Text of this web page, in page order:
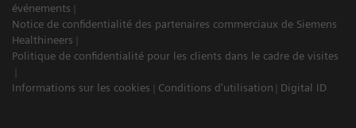
événements
Notice de confidentialité des partenaires commerciaux de Siemens
Healthineers
Politique de confidentialité pour les clients dans le cadre de visites
Informations sur les cookies Conditions d'utilisation Digital ID